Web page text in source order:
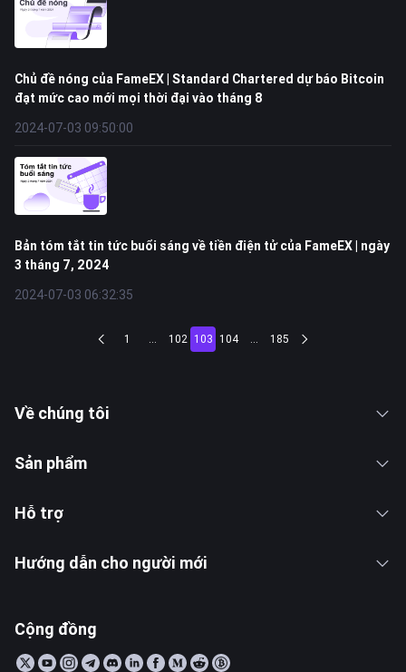
Chủ đề nóng của FameEX | Standard Chartered dự báo Bitcoin
đạt mức cao mới mọi thời đại vào tháng 8
2024-07-03 09:50:00
Bản tóm tắt tin tức buổi sáng về tiền điện tử của FameEX | ngày
3 tháng 7, 2024
2024-07-03 06:32:35
1 ... 102 103 104 ... 185
Về chúng tôi
Sản phẩm
Hỗ trợ
Hướng dẫn cho người mới
Cộng đồng